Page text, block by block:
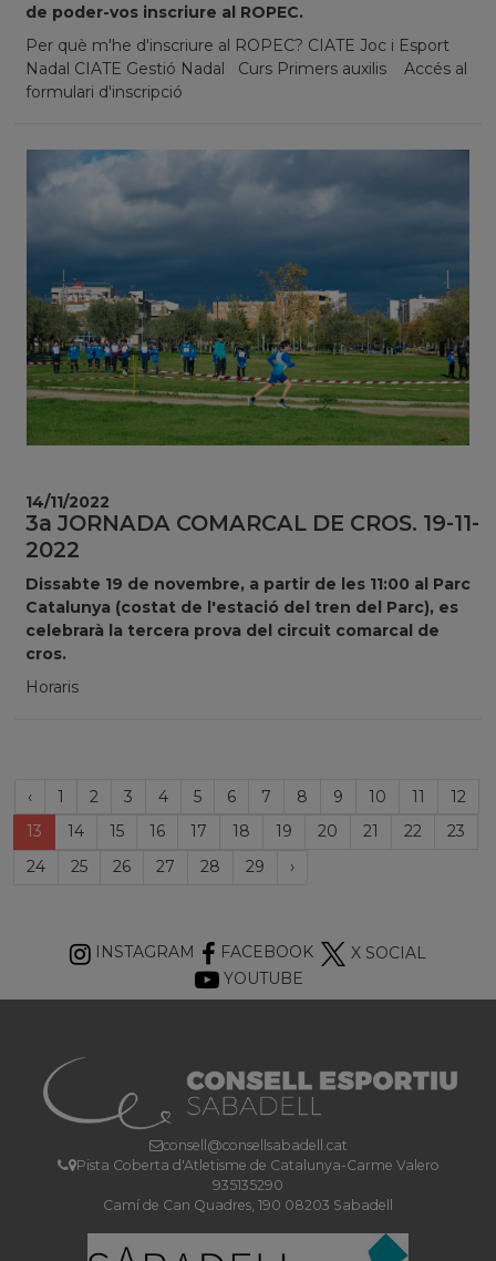
de poder-vos inscriure al ROPEC.
Per què m'he d'inscriure al ROPEC? CIATE Joc i Esport
Nadal CIATE Gestió Nadal Curs Primers auxilis Accés al
formulari d'inscripció
3a JORNADA COMARCAL DE CROS. 19-11-
2022
Dissabte 19 de novembre, a partir de les 11:00 al Parc
Catalunya (costat de l'estació del tren del Parc), es
celebrarà la tercera prova del circuit comarcal de
cros.
Horaris
14/11/2022
‹Página
anterior
1 2 3 4 5 6 7 8 9 10 11
12
13 (current)
14 15 16 17 18 19 20 21 22
23
24
25 26 27 28 29 ›
INSTAGRAM FACEBOOK
X SOCIAL
YOUTUBE
consell@consellsabadell.cat
Pista Coberta d'Atletisme de Catalunya-Carme Valero
935135290
Camí de Can Quadres, 190 08203 Sabadell